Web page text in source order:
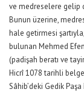
ve medreselere gelip
Bunun üzerine,
hale getirmesi
bulunan Mehmed
(padişah beratı ve
Hicrî 1078 tarihli
Sâhib’deki Gedik